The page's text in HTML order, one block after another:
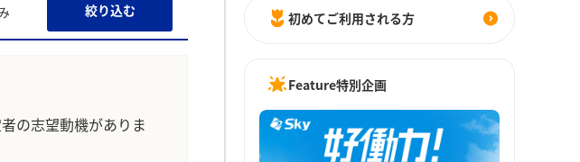
絞り込む
の志望動機がありま
初めてご利用される方
Feature特別企画